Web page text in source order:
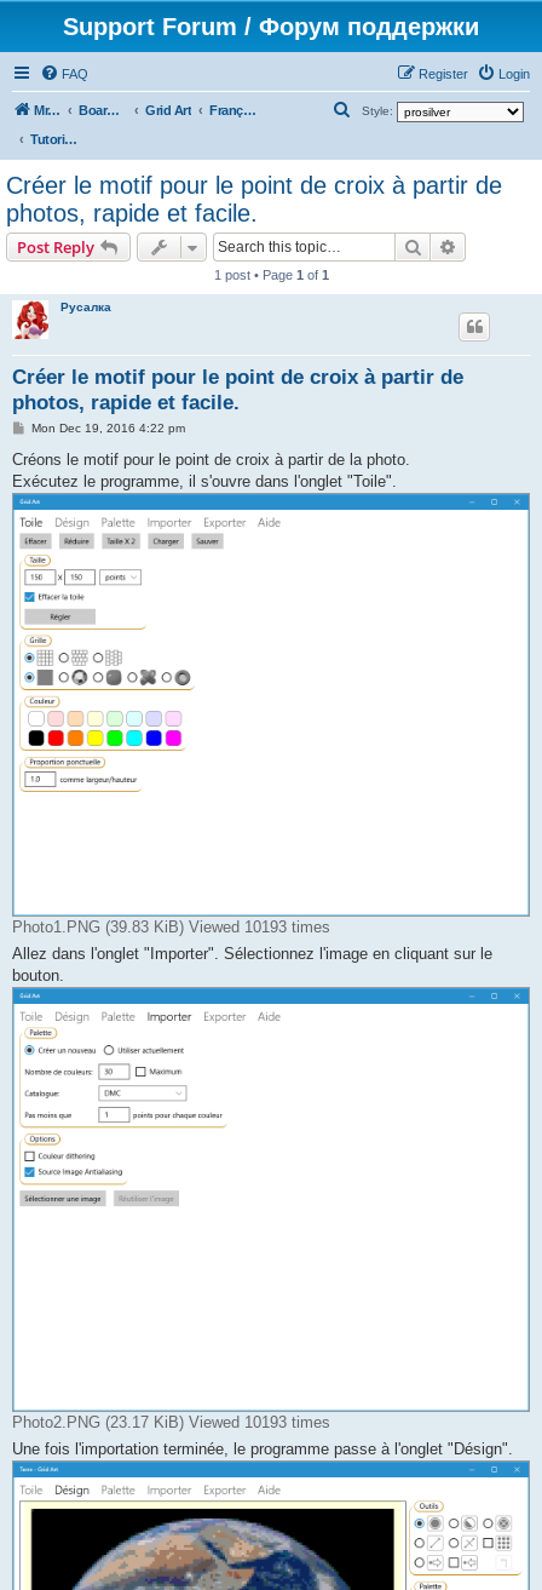
Support Forum / Форум поддержки
FAQ Login
Register
Mr. Kibernetik software Board index Grid Art
Français
Tutoriels
Style:
r
Créer le motif pour le point de croix à partir de
photos, rapide et facile.
Post Reply Search
1 post • Page 1 of 1
Русалка
Créer le motif pour le point de croix à partir de
photos, rapide et facile.
P
s
Mon Dec 19, 2016 4:22 pm
Créons le motif pour le point de croix à partir de la photo.
Exécutez le programme, il s'ouvre dans l'onglet "Toile".
Photo1.PNG (39.83 KiB) Viewed 10193 times
Allez dans l'onglet "Importer". Sélectionnez l'image en cliquant sur le
bouton.
Photo2.PNG (23.17 KiB) Viewed 10193 times
Une fois l'importation terminée, le programme passe à l'onglet "Désign".